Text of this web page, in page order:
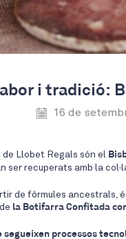
i tradició:
16 de
Llobet Regals són el
ser recuperats amb la
de fórmules ancestrals,
la Botifarra Confitada
segueixen processos